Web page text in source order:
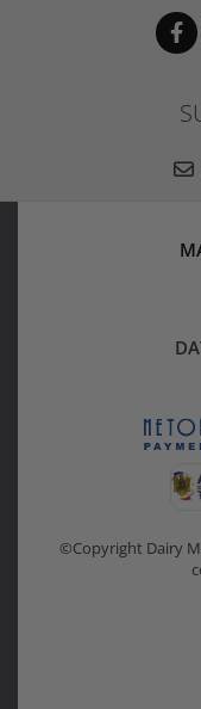
©Copyright Dairy